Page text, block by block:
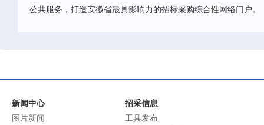
公共服务，打造安徽省最具影响力的招标采购综合性网络门户。
新闻中心
图片新闻
招采信息
工具发布